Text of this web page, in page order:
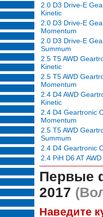
2.0 D3 Drive-E
Kinetic
2.0 D3 Drive-E
Momentum
2.0 D3 Drive-E
Summum
2.5 T5 AWD
Kinetic
2.5 T5 AWD
Momentum
2.4 D4 AWD
Kinetic
2.4 D4 Geartronic
Momentum
2.5 T5 AWD
Summum
2.4 D4 Geartronic
2.4 PiH D6 AT
Первые
2017
Наведите